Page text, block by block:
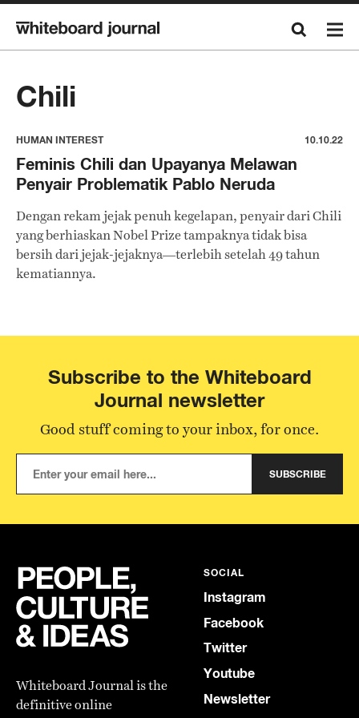
Chili
HUMAN INTEREST 10.10.22
Feminis Chili dan Upayanya Melawan
Penyair Problematik Pablo Neruda
Dengan rekam jejak penuh kegelapan, penyair dari Chili
yang berhiaskan Nobel Prize tampaknya tidak bisa
bersih dari jejak-jejaknya—terlebih setelah 49 tahun
kematiannya.
Subscribe to the Whiteboard
Journal newsletter
Good stuff coming to your inbox, for once.
SUBSCRIBE
Whiteboard Journal is the
definitive online
SOCIAL
Instagram
Facebook
Twitter
Youtube
Newsletter